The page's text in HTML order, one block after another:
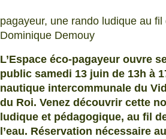
pagayeur, une rando ludique au fil
Dominique Demouy
L’Espace éco-pagayeur ouvre
public samedi 13 juin de 13h à
nautique intercommunale du
du Roi. Venez découvrir cette
ludique et pédagogique, au fil
l’eau. Réservation nécessaire